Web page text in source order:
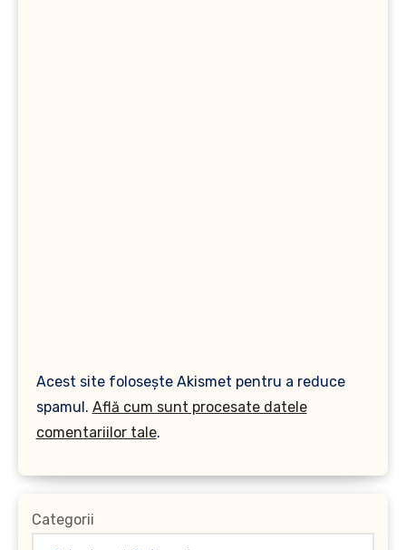
Acest site folosește Akismet pentru a reduce
spamul. Află cum sunt procesate datele
comentariilor tale.
Categorii